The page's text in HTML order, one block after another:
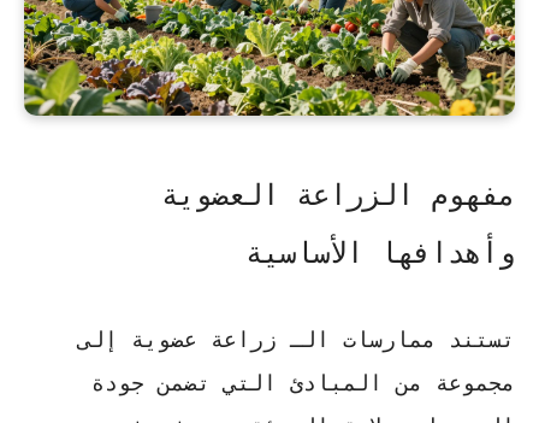
مفهوم الزراعة العضوية
وأهدافها الأساسية
تستند ممارسات الـ زراعة عضوية إلى
مجموعة من المبادئ التي تضمن جودة